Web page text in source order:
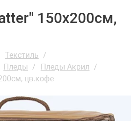
150х200см,
Текстиль
Пледы
Пледы Акрил
цв.кофе